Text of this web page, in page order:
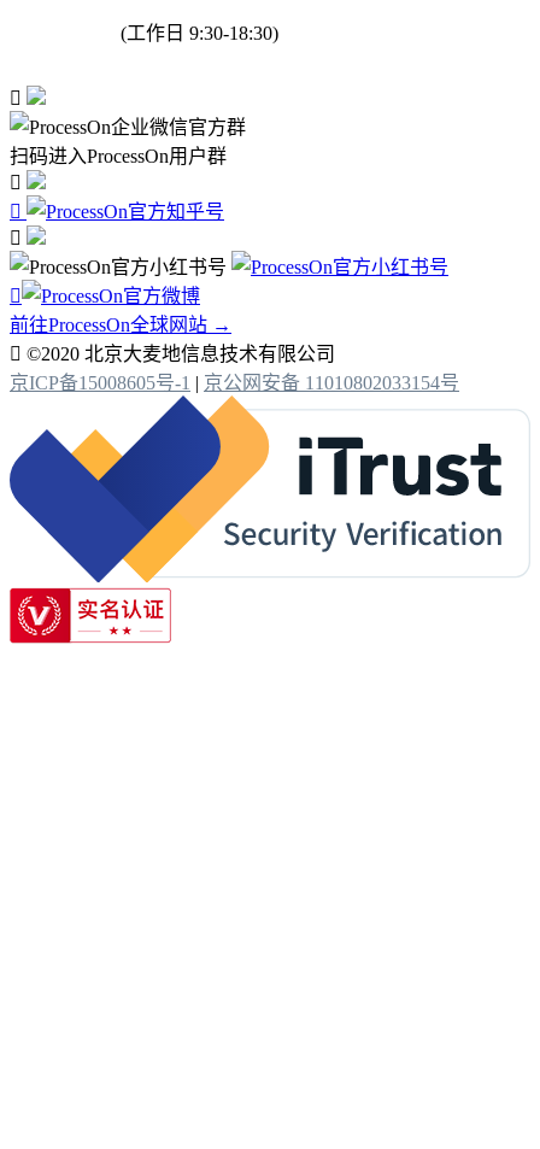
(工作日 9:30-18:30)

扫码进入ProcessOn用户群




前往ProcessOn全球网站 →
 ©2020 北京大麦地信息技术有限公司
京ICP备15008605号-1 | 京公网安备 11010802033154号